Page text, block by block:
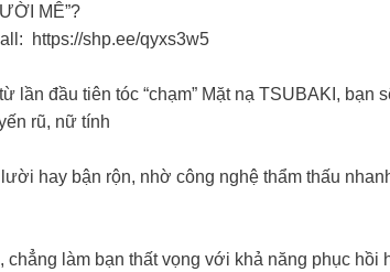
MÊ”?
https://shp.ee/qyxs3w5
đầu tiên tóc “chạm” Mặt nạ TSUBAKI, bạn
rũ, nữ tính
hay bận rộn, nhờ công nghệ thẩm thấu
làm bạn thất vọng với khả năng phục